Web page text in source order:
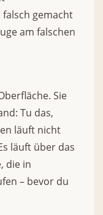
gemacht
am falschen
Sie
Tu das,
läuft nicht
läuft über das
die in
– bevor du